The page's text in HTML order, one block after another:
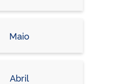
Maio
Abril